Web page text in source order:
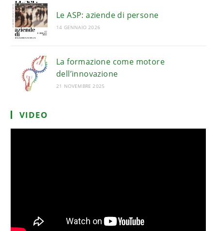
Le ASP: aziende di persone
14 GENNAIO 2026
La formazione come motore
dell’innovazione
21 NOVEMBRE 2025
VIDEO